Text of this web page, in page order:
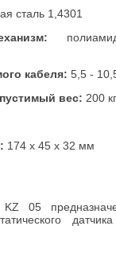
сталь 1,4301
кабеля: 5,5 -
вес: 200 кг
174 х 45 х 32 мм
05